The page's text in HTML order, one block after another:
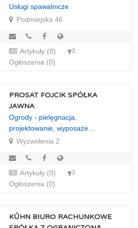
Usługi spawalnicze
Podmiejska 46
Artykuły (0)
Ogłoszenia (0)
PROSAT FOJCIK SPÓŁKA
JAWNA
Ogrody - pielęgnacja,
projektowanie, wyposaże...
Wyzwolenia 2
Artykuły (0)
Ogłoszenia (0)
KŰHN BIURO RACHUNKOWE